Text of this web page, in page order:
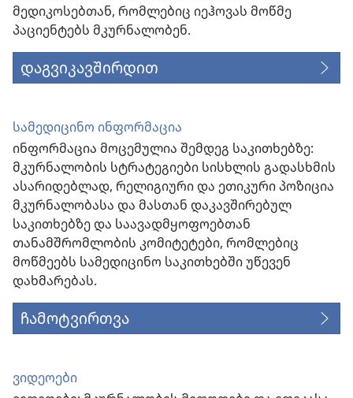
მედიკოსებთან, რომლებიც იეჰოვას მოწმე
პაციენტებს მკურნალობენ.
დაგვიკავშირდით
სამედიცინო ინფორმაცია
ინფორმაცია მოცემულია შემდეგ საკითხებზე:
მკურნალობის სტრატეგიები სისხლის გადასხმის
ასარიდებლად, რელიგიური და ეთიკური პოზიცია
მკურნალობასა და მასთან დაკავშირებულ
საკითხებზე და საავადმყოფოებთან
თანამშრომლობის კომიტეტები, რომლებიც
მოწმეებს სამედიცინო საკითხებში უწევენ
დახმარებას.
ჩამოტვირთვა
ვიდეოები